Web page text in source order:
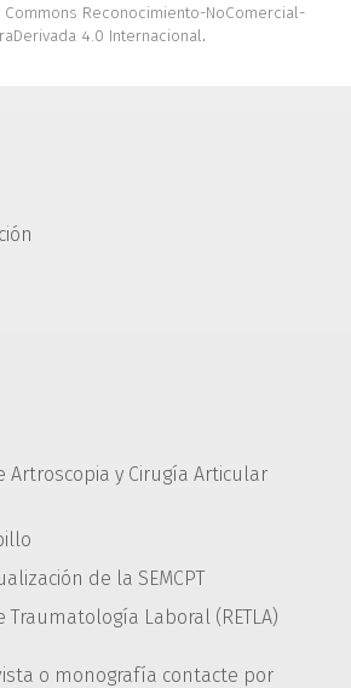
Reconocimiento-NoComercial-
4.0 Internacional.
Artroscopia y Cirugía Articular
de la SEMCPT
Traumatología Laboral (RETLA)
o monografía contacte por